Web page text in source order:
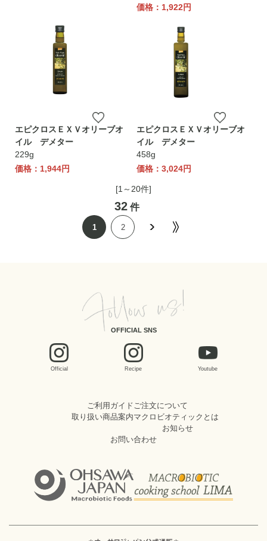
価格：1,922円
エピクロスＥＸＶオリーブオ
イル デメター
229g
価格：1,944円
エピクロスＥＸＶオリーブオ
イル デメター
458g
価格：3,024円
[1～20件]
32件
1 2
OFFICIAL SNS
Official Recipe Youtube
ご利用ガイドご注文について
取り扱い商品案内マクロビオティックとは
お知らせ
お問い合わせ